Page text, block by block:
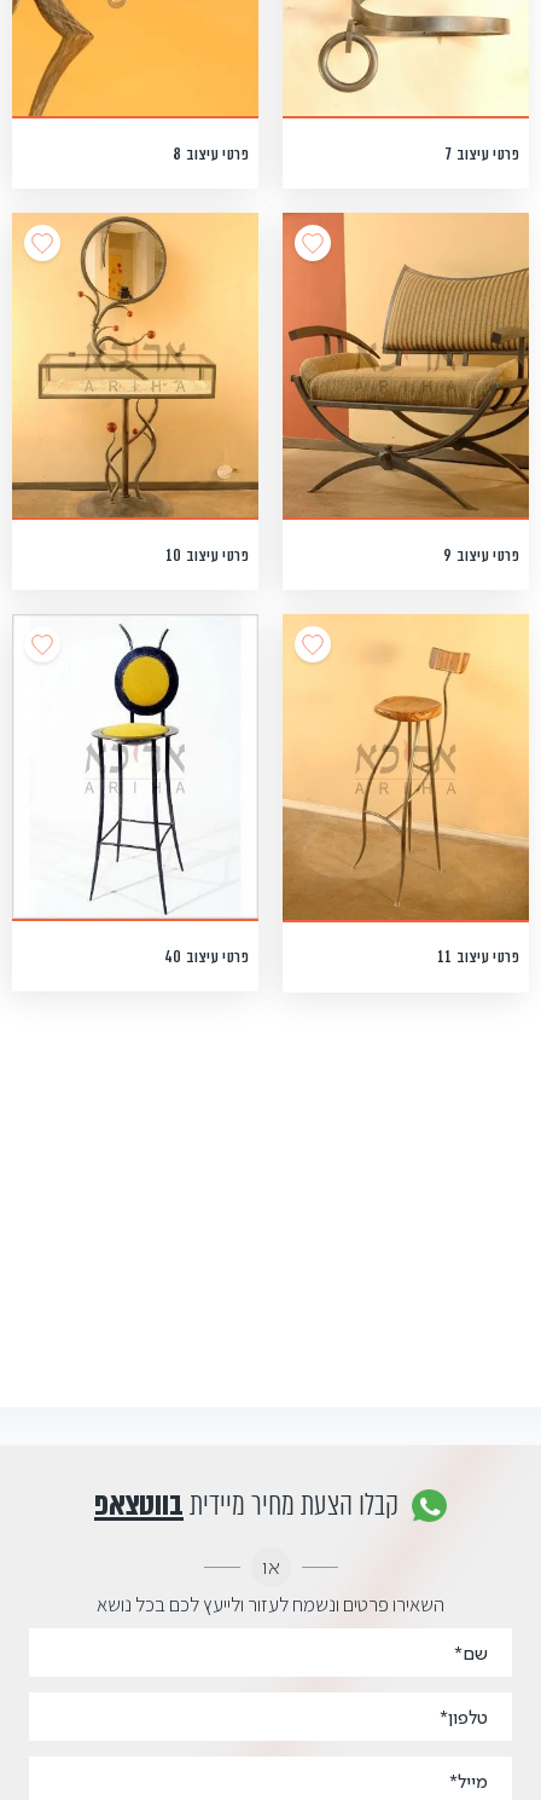
פרטי עיצוב 7 פרטי עיצוב 8
פרטי עיצוב 9 פרטי עיצוב 10
פרטי עיצוב 11 פרטי עיצוב 40
קבלו הצעת מחיר מיידיתבווטצאפ
או
השאירו פרטים ונשמח לעזור ולייעץ לכם בכל נושא